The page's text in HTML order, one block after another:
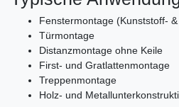
Fenstermontage (Kunststoff-
Türmontage
Distanzmontage ohne Keile
First- und Gratlattenmontage
Treppenmontage
Holz- und